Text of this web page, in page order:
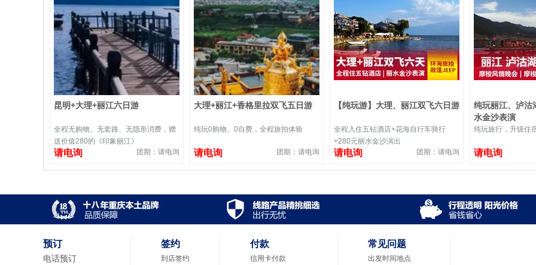
昆明+大理+丽江六日游
全程无购物、无套路、无隐形消费，赠
送价值280的《印象丽江》
请电询 团期：请电询
大理+丽江+香格里拉双飞五日游
纯玩0购物、0自费，全程旅拍体验
请电询 团期：请电询
【纯玩游】大理、丽江双飞六日游
全程入住五钻酒店+花海自行车骑行
+280元丽水金沙演出
请电询 团期：请电询
纯玩丽江、泸沽
水金沙表演
纯玩旅行，升级住
请电询
预订
电话预订
签约
到店签约
付款
信用卡付款
常见问题
出发时间地点